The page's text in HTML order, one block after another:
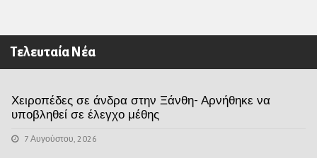
Τελευταία Νέα
Χειροπέδες σε άνδρα στην Ξάνθη- Αρνήθηκε να
υποβληθεί σε έλεγχο μέθης
7 Αυγούστου, 2026